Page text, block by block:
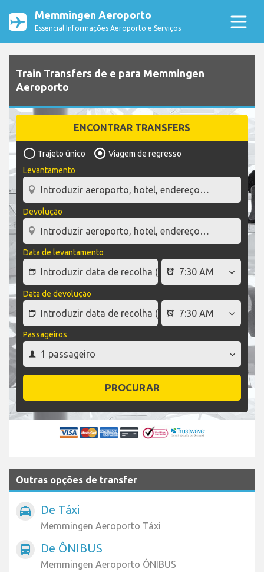
Memmingen Aeroporto
Essencial Informações Aeroporto e Serviços
Train Transfers de e para Memmingen
Aeroporto
ENCONTRAR TRANSFERS
Trajeto único
Viagem de regresso
Levantamento
Devolução
Data de levantamento
Data de devolução
Passageiros
PROCURAR
Outras opções de transfer
local_taxi De Táxi
Memmingen Aeroporto Táxi
directions_bus De ÔNIBUS
Memmingen Aeroporto ÔNIBUS